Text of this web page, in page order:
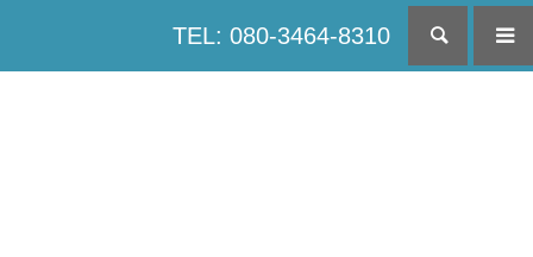
TEL: 080-3464-8310 検索